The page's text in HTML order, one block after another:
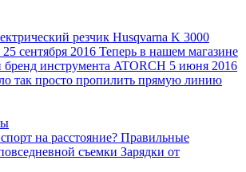
резчик Husqvarna K 3000
25 сентября 2016 Теперь в нашем магазине
бренд инструмента ATORCH 5 июня 2016
так просто пропилить прямую линию
на расстояние? Правильные
съемки Зарядки от